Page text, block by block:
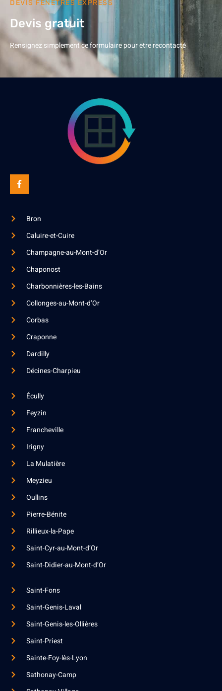
DEVIS FENÊTRES EXPRESS
Devis gratuit
Rensignez simplement ce formulaire pour etre recontacté
Bron
Caluire-et-Cuire
Champagne-au-Mont-d’Or
Chaponost
Charbonnières-les-Bains
Collonges-au-Mont-d’Or
Corbas
Craponne
Dardilly
Décines-Charpieu
Écully
Feyzin
Francheville
Irigny
La Mulatière
Meyzieu
Oullins
Pierre-Bénite
Rillieux-la-Pape
Saint-Cyr-au-Mont-d’Or
Saint-Didier-au-Mont-d’Or
Saint-Fons
Saint-Genis-Laval
Saint-Genis-les-Ollières
Saint-Priest
Sainte-Foy-lès-Lyon
Sathonay-Camp